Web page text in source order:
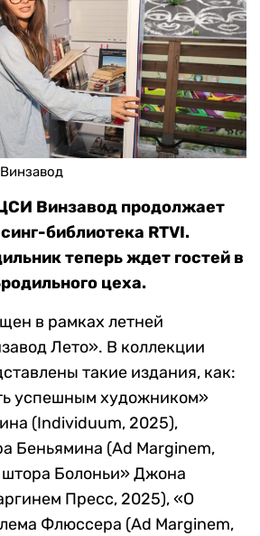
Винзавод продолжает
библиотека RTVI.
теперь ждет гостей в
цеха.
в рамках летней
Лето». В коллекции
такие издания, как:
успешным художником»
(Individuum, 2025),
Беньямина (Ad Marginem,
Болоньи» Джона
Пресс, 2025), «О
Флюссера (Ad Marginem,